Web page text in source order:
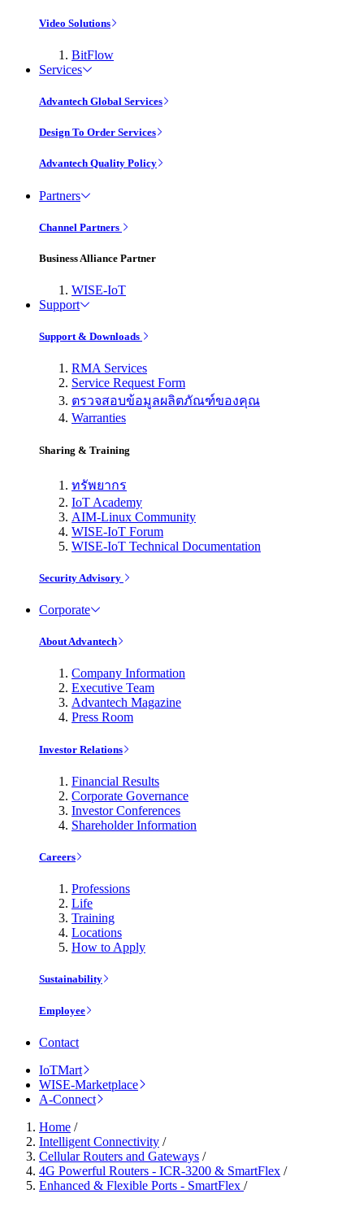
Video Solutions
BitFlow
Services
Advantech Global Services
Design To Order Services
Advantech Quality Policy
Partners
Channel Partners
Business Alliance Partner
WISE-IoT
Support
Support & Downloads
RMA Services
Service Request Form
ตรวจสอบข้อมูลผลิตภัณฑ์ของคุณ
Warranties
Sharing & Training
ทรัพยากร
IoT Academy
AIM-Linux Community
WISE-IoT Forum
WISE-IoT Technical Documentation
Security Advisory
Corporate
About Advantech
Company Information
Executive Team
Advantech Magazine
Press Room
Investor Relations
Financial Results
Corporate Governance
Investor Conferences
Shareholder Information
Careers
Professions
Life
Training
Locations
How to Apply
Sustainability
Employee
Contact
IoTMart
WISE-Marketplace
A-Connect
Home /
Intelligent Connectivity /
Cellular Routers and Gateways /
4G Powerful Routers - ICR-3200 & SmartFlex /
Enhanced & Flexible Ports - SmartFlex /